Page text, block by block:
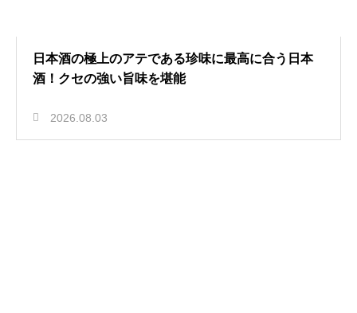
日本酒の極上のアテである珍味に最高に合う日本
酒！クセの強い旨味を堪能
2026.08.03